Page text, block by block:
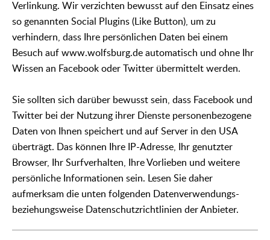
Verlinkung. Wir verzichten bewusst auf den Einsatz eines
so genannten Social Plugins (Like Button), um zu
verhindern, dass Ihre persönlichen Daten bei einem
Besuch auf www.wolfsburg.de automatisch und ohne Ihr
Wissen an Facebook oder Twitter übermittelt werden.
Sie sollten sich darüber bewusst sein, dass Facebook und
Twitter bei der Nutzung ihrer Dienste personenbezogene
Daten von Ihnen speichert und auf Server in den USA
überträgt. Das können Ihre IP-Adresse, Ihr genutzter
Browser, Ihr Surfverhalten, Ihre Vorlieben und weitere
persönliche Informationen sein. Lesen Sie daher
aufmerksam die unten folgenden Datenverwendungs-
beziehungsweise Datenschutzrichtlinien der Anbieter.